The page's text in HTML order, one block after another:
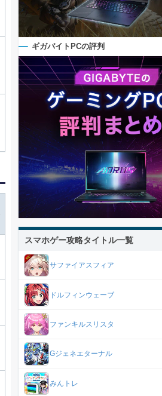
ギガバイトPCの評判
スマホゲー攻略タイトル一覧
サファイアスフィア
ドルフィンウェーブ
ファンキルスリスタ
Gジェネエターナル
みんトレ